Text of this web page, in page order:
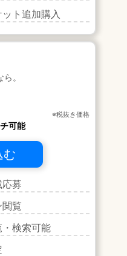
ト追加購入
。
※税抜き価格
可能
む
募
覧
検索可能